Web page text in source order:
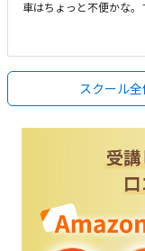
車はちょっと不便かな
だった。椅子も机も玄
っと高め。半年に一回
方のテンポがちょうど
スクール